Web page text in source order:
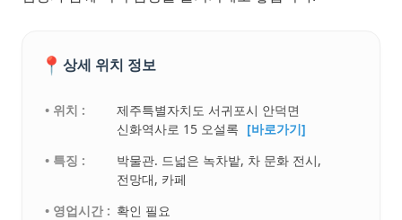
📍 상세 위치 정보
• 위치 :
제주특별자치도 서귀포시 안덕면
신화역사로 15 오설록 [바로가기]
• 특징 :
박물관. 드넓은 녹차밭, 차 문화 전시,
전망대, 카페
• 영업시간 : 확인 필요